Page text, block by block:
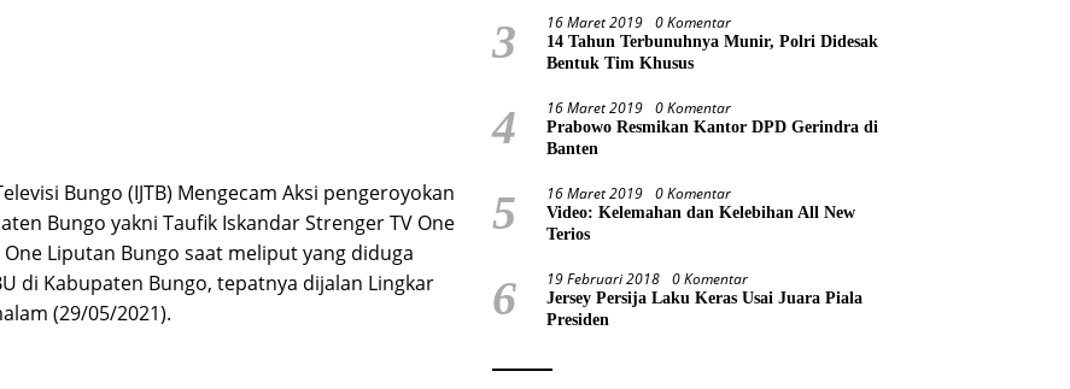
Bungo (IJTB) Mengecam Aksi pengeroyokan
Bungo yakni Taufik Iskandar Strenger TV One
Liputan Bungo saat meliput yang diduga
di Kabupaten Bungo, tepatnya dijalan Lingkar
(29/05/2021).
3 16 Maret 2019 0 Komentar
14 Tahun Terbunuhnya Munir, Polri Didesak
Bentuk Tim Khusus
4 16 Maret 2019 0 Komentar
Prabowo Resmikan Kantor DPD Gerindra di
Banten
5 16 Maret 2019 0 Komentar
Video: Kelemahan dan Kelebihan All New
Terios
6 19 Februari 2018 0 Komentar
Jersey Persija Laku Keras Usai Juara Piala
Presiden